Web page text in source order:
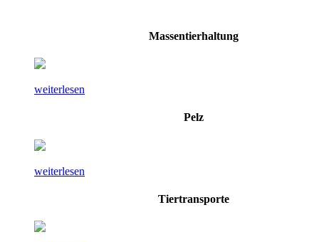
Massentierhaltung
weiterlesen
Pelz
weiterlesen
Tiertransporte